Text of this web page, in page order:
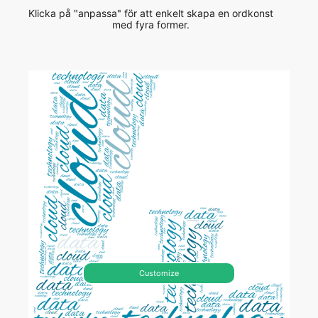
Klicka på "anpassa" för att enkelt skapa en ordkonst
med fyra former.
Customize